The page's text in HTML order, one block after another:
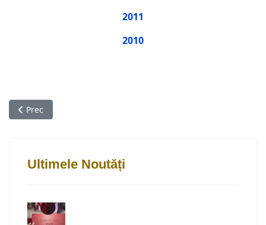
2011
2010
Articol precedent: Bibliografii
Prec
Ultimele Noutăți